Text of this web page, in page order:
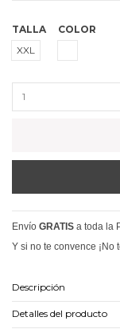
TALLA
XXL
COLOR
Envío GRATIS a toda la
Y si no te convence ¡No
Descripción
Detalles del producto